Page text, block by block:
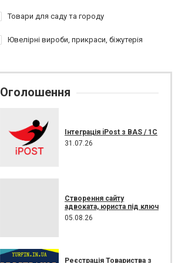
Товари для саду та городу
Ювелірні вироби, прикраси, біжутерія
Оголошення
Інтеграція iPost з BAS / 1С
31.07.26
Створення сайту
адвоката, юриста під ключ
05.08.26
Реєстрація Товариства з